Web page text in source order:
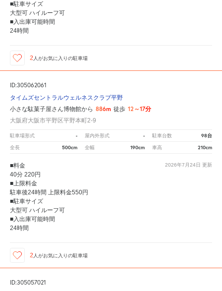
■駐車サイズ
大型可 ハイルーフ可
■入出庫可能時間
24時間
2 人がお気に入りの駐車場
ID:305062061
タイムズセントラルウェルネスクラブ平野
小さな駄菓子屋さん博物館から 886m 徒歩 12～17分
大阪府大阪市平野区平野本町2-9
駐車場形式 - 屋内外形式 - 駐車台数 98台
全長 500cm 全幅 190cm 車高 210cm
2026年7月24日 更新
■料金
40分 220円
■上限料金
駐車後24時間 上限料金550円
■駐車サイズ
大型可 ハイルーフ可
■入出庫可能時間
24時間
2 人がお気に入りの駐車場
ID:305057021